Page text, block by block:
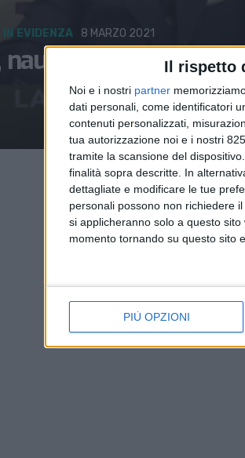
Il rispetto
Noi e i nostri partner
dati personali, come identificatori
contenuti personalizzati,
tua autorizzazione noi e i nostri
tramite la scansione del
finalità sopra descritte. In
dettagliate e modificare le tue
personali possono non richiedere
si applicheranno solo a questo
momento tornando su questo sito
PIÙ OPZIONI
food: come
IN EVIDENZA 8 MARZO 2021